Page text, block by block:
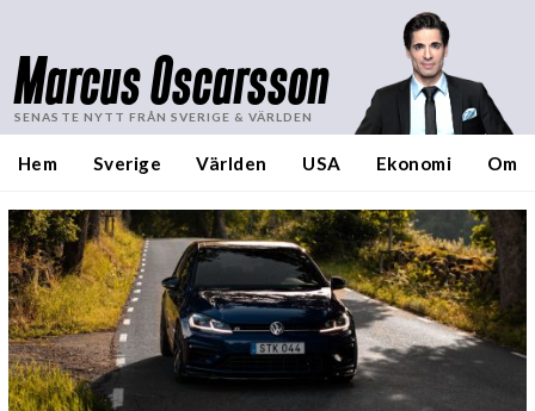
Marcus Oscarsson
SENASTE NYTT FRÅN SVERIGE & VÄRLDEN
Hem Sverige Världen USA Ekonomi Om